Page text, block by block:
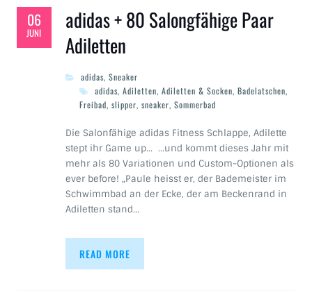
06
JUNI
adidas + 80 Salongfähige Paar
Adiletten
adidas, Sneaker
adidas, Adiletten, Adiletten & Socken, Badelatschen,
Freibad, slipper, sneaker, Sommerbad
Die Salonfähige adidas Fitness Schlappe, Adilette
stept ihr Game up… …und kommt dieses Jahr mit
mehr als 80 Variationen und Custom-Optionen als
ever before! „Paule heisst er, der Bademeister im
Schwimmbad an der Ecke, der am Beckenrand in
Adiletten stand…
READ MORE